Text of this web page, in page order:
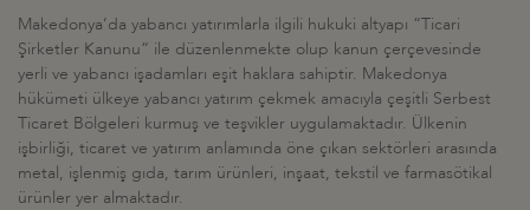
Makedonya’da yabancı yatırımlarla ilgili hukuki altyapı “Ticari
Şirketler Kanunu” ile düzenlenmekte olup kanun çerçevesinde
yerli ve yabancı işadamları eşit haklara sahiptir. Makedonya
hükümeti ülkeye yabancı yatırım çekmek amacıyla çeşitli Serbest
Ticaret Bölgeleri kurmuş ve teşvikler uygulamaktadır. Ülkenin
işbirliği, ticaret ve yatırım anlamında öne çıkan sektörleri arasında
metal, işlenmiş gıda, tarım ürünleri, inşaat, tekstil ve farmasötikal
ürünler yer almaktadır.